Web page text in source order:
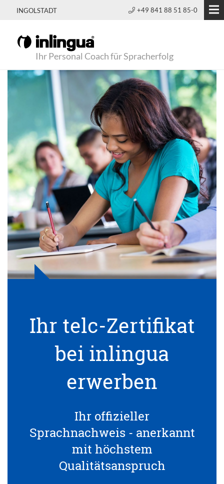
INGOLSTADT +49 841 88 51 85-0
Ihr Personal Coach für Spracherfolg
Ihr telc-Zertifikat
bei inlingua
erwerben
Ihr offizieller
Sprachnachweis - anerkannt
mit höchstem
Qualitätsanspruch